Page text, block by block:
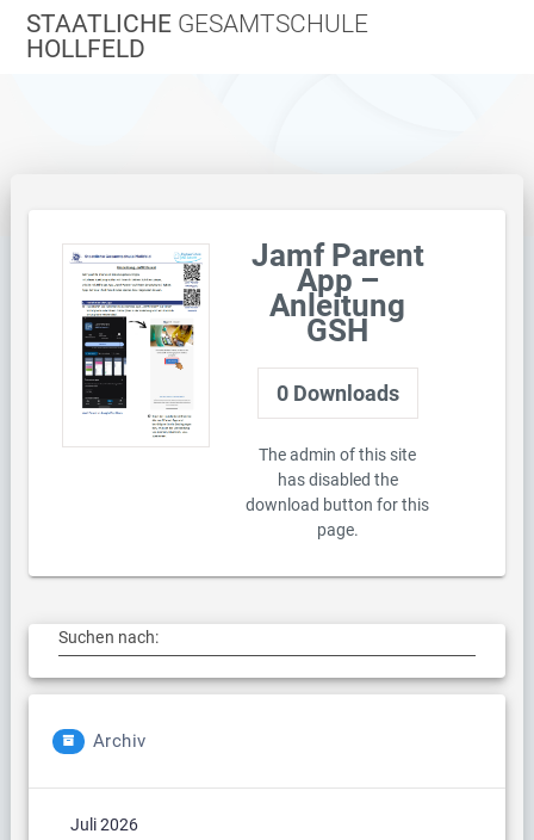
Zum
Inhalt
STAATLICHE GESAMTSCHULE
HOLLFELD
Jamf Parent
App –
Anleitung
GSH
0Downloads
The admin of this site
has disabled the
download button for this
page.
Suchen nach:
Archiv
Juli 2026